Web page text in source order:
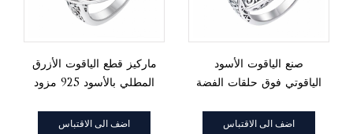
ماركيز قطع الياقوت الأزرق
المطلي بالأسود 925 مزود
اضف الى الاقتباس
صنع الياقوت الأسود
الياقوتي فوق حلقات الفضة
اضف الى الاقتباس